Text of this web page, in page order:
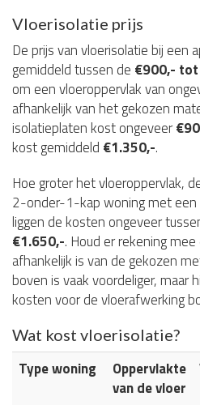
Vloerisolatie prijs
De prijs van vloerisolatie bij een
gemiddeld tussen de €900,-
om een vloeroppervlak van
afhankelijk van het gekozen
isolatieplaten kost ongeveer
kost gemiddeld €1.350,-.
Hoe groter het vloeroppervlak,
2-onder-1-kap woning met een
liggen de kosten ongeveer
€1.650,-. Houd er rekening
afhankelijk is van de gekozen
boven is vaak voordeliger, maar
kosten voor de vloerafwerking
Wat kost vloerisolatie?
Type woning
Oppervlakte
van de vloer